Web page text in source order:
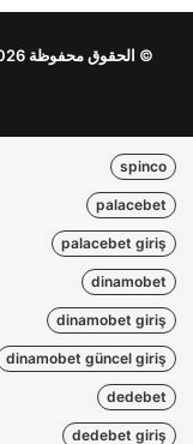
© الحقوق محفوظة 2026, لموقع تاريخ المسلمين | تم الإنشاء بواسطة
spinco
palacebet
palacebet giriş
dinamobet
dinamobet giriş
dinamobet güncel giriş
dedebet
dedebet giriş